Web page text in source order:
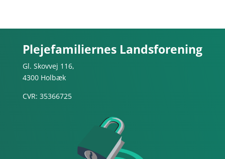
Plejefamiliernes Landsforening
Gl. Skovvej 116,
4300 Holbæk
CVR: 35366725